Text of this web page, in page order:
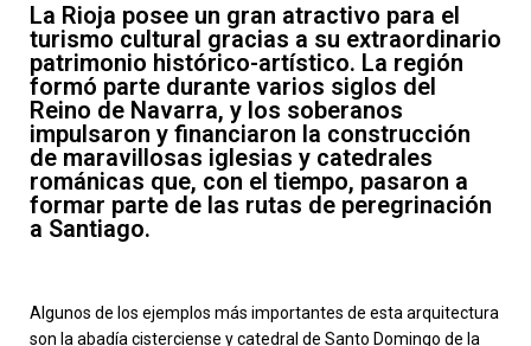
La Rioja posee un gran atractivo para el
turismo cultural gracias a su extraordinario
patrimonio histórico-artístico. La región
formó parte durante varios siglos del
Reino de Navarra, y los soberanos
impulsaron y financiaron la construcción
de maravillosas iglesias y catedrales
románicas que, con el tiempo, pasaron a
formar parte de las rutas de peregrinación
a Santiago.
Algunos de los ejemplos más importantes de esta arquitectura
son la abadía cisterciense y catedral de Santo Domingo de la